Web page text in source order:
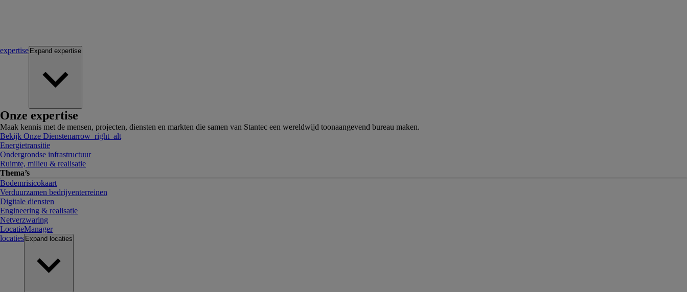
expertise Expand expertise
Onze expertise
Maak kennis met de mensen, projecten, diensten en markten die samen van Stantec een wereldwijd toonaangevend bureau maken.
Bekijk Onze Dienstenarrow_right_alt
Energietransitie
Ondergrondse infrastructuur
Ruimte, milieu & realisatie
Thema’s
Bodemrisicokaart
Verduurzamen bedrijventerreinen
Digitale diensten
Engineering & realisatie
Netverzwaring
LocatieManager
locaties Expand locaties